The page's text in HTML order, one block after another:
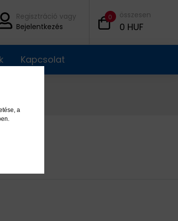
a
Regisztráció vagy
Bejelentkezés
0 összesen
0 HUF
Kapcsolat